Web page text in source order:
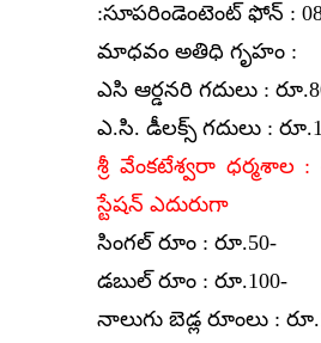
:సూపరిండెంటెంట్ ఫోన్ :
మాధవం అతిధి గృహం :
ఎసి ఆర్డనరి గదులు :
ఎ.సి. డీలక్స్ గదులు :
శ్రీ వేంకటేశ్వరా ధర్మశాల
స్టేషన్ ఎదురుగా
సింగల్ రూం : రూ.50-
డబుల్ రూం : రూ.100-
నాలుగు బెడ్ల రూంలు :